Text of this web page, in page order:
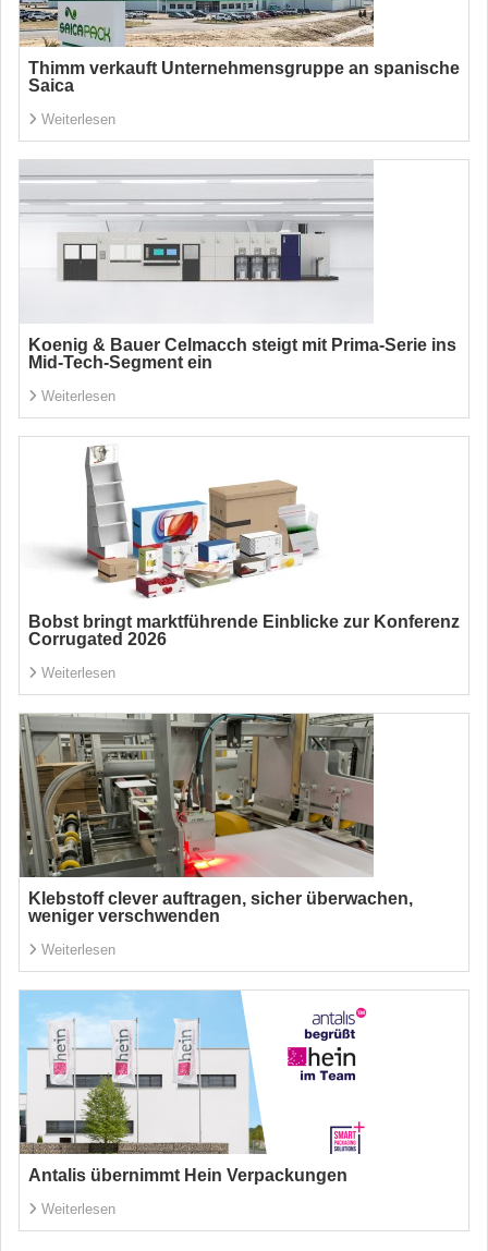
Thimm verkauft Unternehmensgruppe an spanische
Saica
Weiterlesen
Koenig & Bauer Celmacch steigt mit Prima-Serie ins
Mid-Tech-Segment ein
Weiterlesen
Bobst bringt marktführende Einblicke zur Konferenz
Corrugated 2026
Weiterlesen
Klebstoff clever auftragen, sicher überwachen,
weniger verschwenden
Weiterlesen
Antalis übernimmt Hein Verpackungen
Weiterlesen